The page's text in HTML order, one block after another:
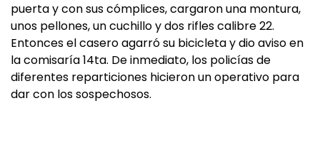
puerta y con sus cómplices, cargaron una montura,
unos pellones, un cuchillo y dos rifles calibre 22.
Entonces el casero agarró su bicicleta y dio aviso en
la comisaría 14ta. De inmediato, los policías de
diferentes reparticiones hicieron un operativo para
dar con los sospechosos.